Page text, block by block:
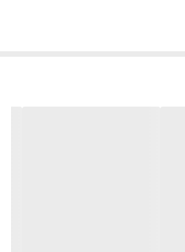
موتور را به خوبی جذب کند. استفاده از
محصولات با تضمین اصالت و سلامت